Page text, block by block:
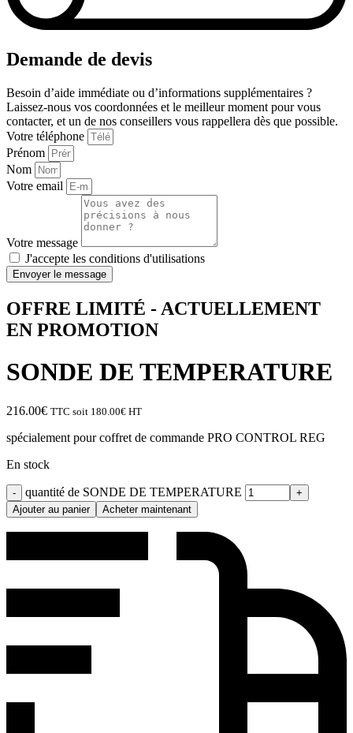
Demande de devis
Besoin d’aide immédiate ou d’informations supplémentaires ?
Laissez-nous vos coordonnées et le meilleur moment pour vous
contacter, et un de nos conseillers vous rappellera dès que possible.
Votre téléphone
Prénom
Nom
Votre email
Votre message
J'accepte les conditions d'utilisations
Envoyer le message
OFFRE LIMITÉ - ACTUELLEMENT
EN PROMOTION
SONDE DE TEMPERATURE
216.00€ TTC soit 180.00€ HT
spécialement pour coffret de commande PRO CONTROL REG
En stock
quantité de SONDE DE TEMPERATURE
Ajouter au panier Acheter maintenant